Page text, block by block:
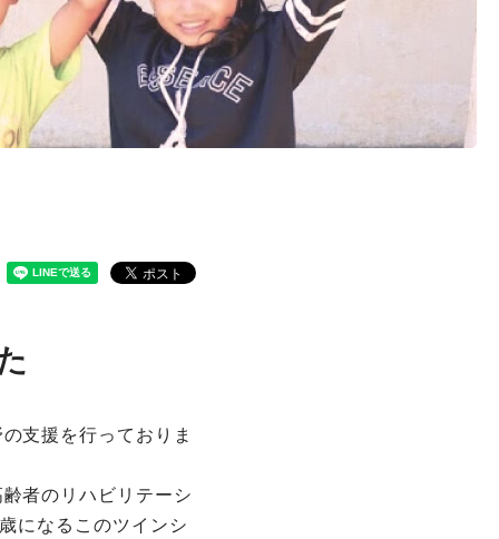
支援を行っておりま
者のリハビリテーシ
になるこのツインシ